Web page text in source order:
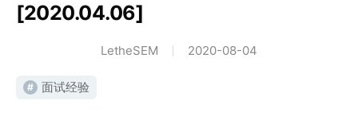
[2020.04.06]
LetheSEM 2020-08-04
# 面试经验